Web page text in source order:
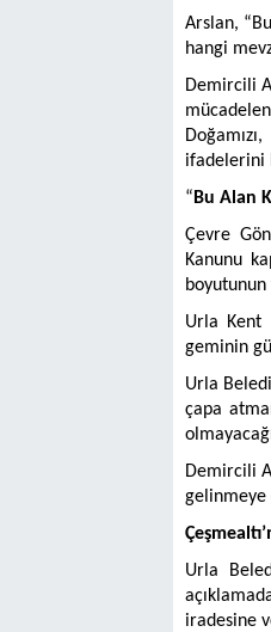
Arslan,
hangi
Demircili
ifadelerini
“ Bu Alan
Çevre
Kanunu
Urla Kent
geminin
Urla
çapa
Demircili
gelinmeye
Urla
iradesine